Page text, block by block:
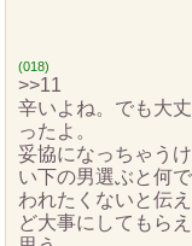
(018)
>>11
辛いよね。でも大
ったよ。
妥協になっちゃう
い下の男選ぶと何
われたくないと伝
ど大事にしてもら